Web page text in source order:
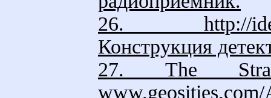
26. http://
Конструкция
27. The